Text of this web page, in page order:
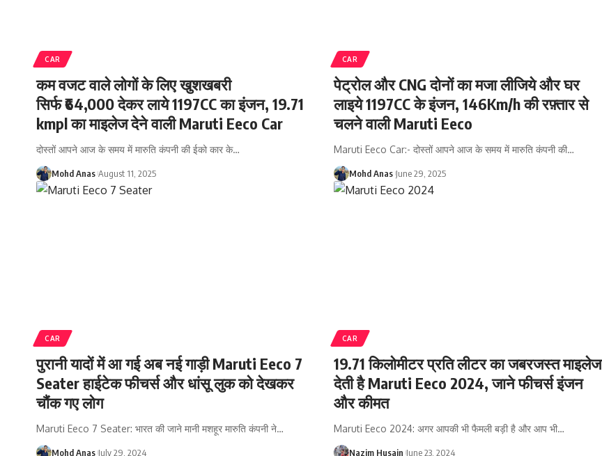
CAR
कम वजट वाले लोगों के लिए खुशखबरी
सिर्फ ₹64,000 देकर लाये 1197CC का इंजन, 19.71
kmpl का माइलेज देने वाली Maruti Eeco Car
दोस्तों आपने आज के समय में मारुति कंपनी की ईको कार के…
Mohd Anas August 11, 2025
CAR
पेट्रोल और CNG दोनों का मजा लीजिये और घर
लाइये 1197CC के इंजन, 146Km/h की रफ़्तार से
चलने वाली Maruti Eeco
Maruti Eeco Car:- दोस्तों आपने आज के समय में मारुति कंपनी की…
Mohd Anas June 29, 2025
CAR
पुरानी यादों में आ गई अब नई गाड़ी Maruti Eeco 7
Seater हाईटेक फीचर्स और धांसू लुक को देखकर
चौंक गए लोग
Maruti Eeco 7 Seater: भारत की जाने मानी मशहूर मारुति कंपनी ने…
Mohd Anas July 29, 2024
CAR
19.71 किलोमीटर प्रति लीटर का जबरजस्त माइलेज
देती है Maruti Eeco 2024, जाने फीचर्स इंजन
और कीमत
Maruti Eeco 2024: अगर आपकी भी फैमली बड़ी है और आप भी…
Nazim Husain June 23, 2024